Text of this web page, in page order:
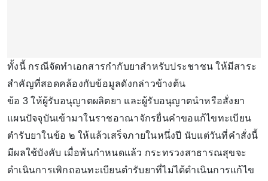
ทั้งนี้ กรณีจัดทำเอกสารกำกับยาสำหรับประชาชน ให้มีสาระ
สำคัญที่สอดคล้องกับข้อมูลดังกล่าวข้างต้น
ข้อ 3 ให้ผู้รับอนุญาตผลิตยา และผู้รับอนุญาตนำหรือสั่งยา
แผนปัจจุบันเข้ามาในราชอาณาจักรยื่นคำขอแก้ไขทะเบียน
ตำรับยาในข้อ ๒ ให้แล้วเสร็จภายในหนึ่งปี นับแต่วันที่คำสั่งนี้
มีผลใช้บังคับ เมื่อพ้นกำหนดแล้ว กระทรวงสาธารณสุขจะ
ดำเนินการเพิกถอนทะเบียนตำรับยาที่ไม่ได้ดำเนินการแก้ไข